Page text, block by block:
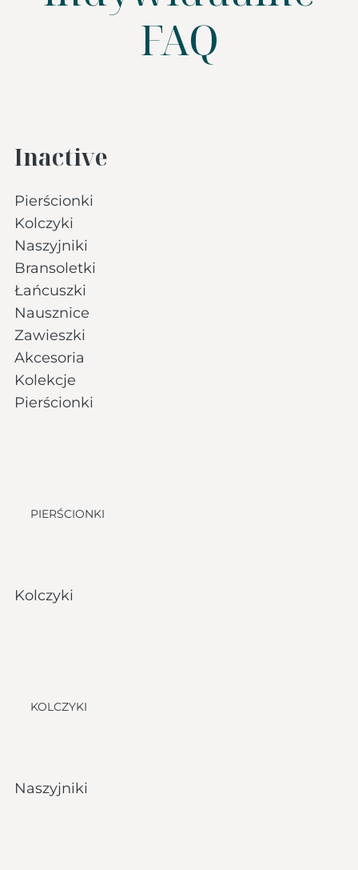
FAQ
Inactive
Pierścionki
Kolczyki
Naszyjniki
Bransoletki
Łańcuszki
Nausznice
Zawieszki
Akcesoria
Kolekcje
Pierścionki
PIERŚCIONKI
Kolczyki
KOLCZYKI
Naszyjniki